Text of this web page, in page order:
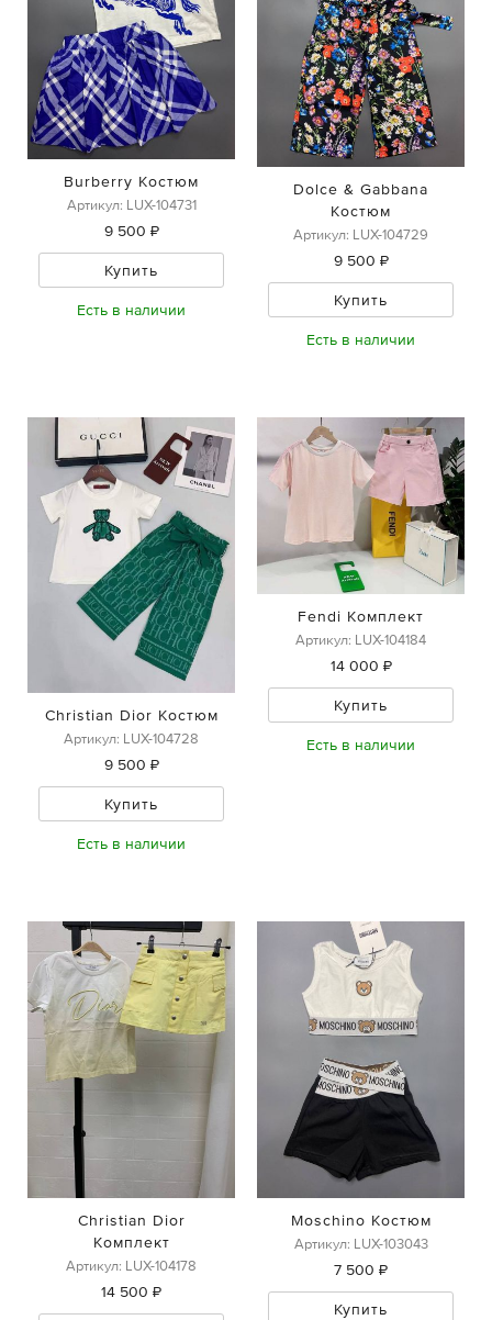
Burberry Костюм
Артикул: LUX-104731
9 500 ₽
Купить
Есть в наличии
Dolce & Gabbana
Костюм
Артикул: LUX-104729
9 500 ₽
Купить
Есть в наличии
Christian Dior Костюм
Артикул: LUX-104728
9 500 ₽
Купить
Есть в наличии
Fendi Комплект
Артикул: LUX-104184
14 000 ₽
Купить
Есть в наличии
Christian Dior
Комплект
Артикул: LUX-104178
14 500 ₽
Moschino Костюм
Артикул: LUX-103043
7 500 ₽
Купить